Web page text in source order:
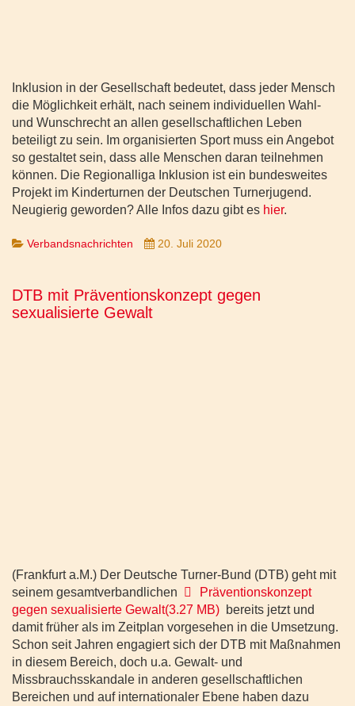
Inklusion in der Gesellschaft bedeutet, dass jeder Mensch
die Möglichkeit erhält, nach seinem individuellen Wahl-
und Wunschrecht an allen gesellschaftlichen Leben
beteiligt zu sein. Im organisierten Sport muss ein Angebot
so gestaltet sein, dass alle Menschen daran teilnehmen
können. Die Regionalliga Inklusion ist ein bundesweites
Projekt im Kinderturnen der Deutschen Turnerjugend.
Neugierig geworden? Alle Infos dazu gibt es hier.
Verbandsnachrichten 20. Juli 2020
DTB mit Präventionskonzept gegen
sexualisierte Gewalt
(Frankfurt a.M.) Der Deutsche Turner-Bund (DTB) geht mit
seinem gesamtverbandlichen
pdf
Präventionskonzept
gegen sexualisierte Gewalt(3.27 MB) bereits jetzt und
damit früher als im Zeitplan vorgesehen in die Umsetzung.
Schon seit Jahren engagiert sich der DTB mit Maßnahmen
in diesem Bereich, doch u.a. Gewalt- und
Missbrauchsskandale in anderen gesellschaftlichen
Bereichen und auf internationaler Ebene haben dazu